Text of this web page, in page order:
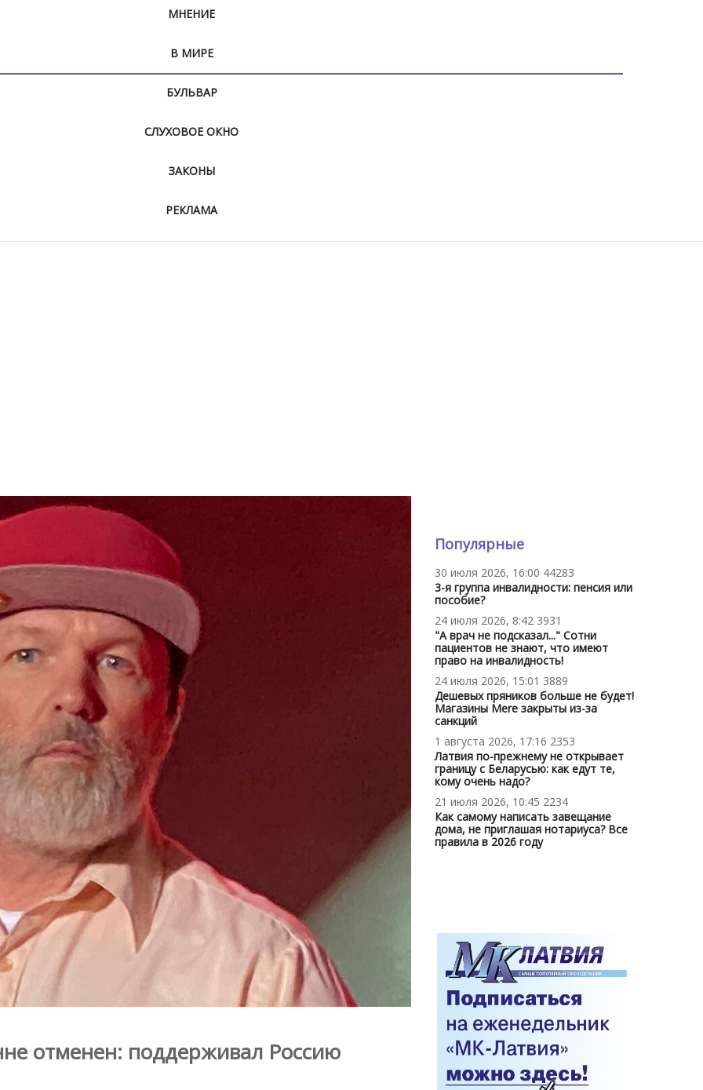
МНЕНИЕ
В МИРЕ
БУЛЬВАР
СЛУХОВОЕ ОКНО
ЗАКОНЫ
РЕКЛАМА
отменен: поддерживал Россию
Популярные
30 июля 2026, 16:00 44283
3-я группа инвалидности: пенсия или
пособие?
24 июля 2026, 8:42 3931
"А врач не подсказал..." Сотни
пациентов не знают, что имеют
право на инвалидность!
24 июля 2026, 15:01 3889
Дешевых пряников больше не будет!
Магазины Mere закрыты из-за
санкций
1 августа 2026, 17:16 2353
Латвия по-прежнему не открывает
границу с Беларусью: как едут те,
кому очень надо?
21 июля 2026, 10:45 2234
Как самому написать завещание
дома, не приглашая нотариуса? Все
правила в 2026 году